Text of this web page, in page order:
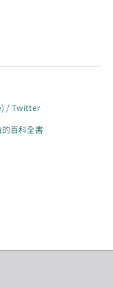
/ Twitter
百科全書